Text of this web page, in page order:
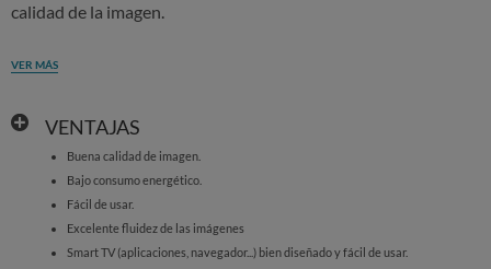
calidad de la imagen.
VER MÁS
VENTAJAS
Buena calidad de imagen.
Bajo consumo energético.
Fácil de usar.
Excelente fluidez de las imágenes
Smart TV (aplicaciones, navegador...) bien diseñado y fácil de usar.